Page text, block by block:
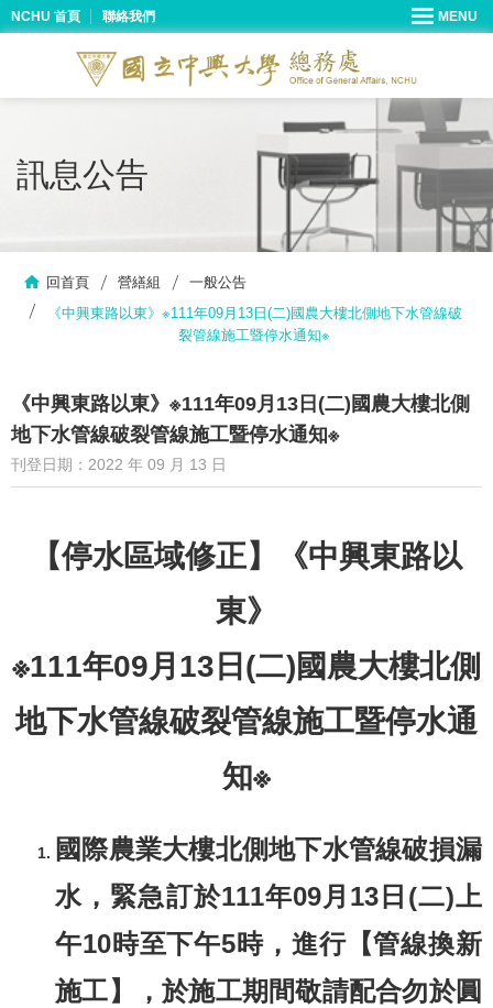
NCHU 首頁 聯絡我們
訊息公告
回首頁 營繕組
一般公告
《中興東路以東》※111年09月13日(二)國農大樓北側地下水管線破
裂管線施工暨停水通知※
《中興東路以東》※111年09月13日(二)國農大樓北側
地下水管線破裂管線施工暨停水通知※
刊登日期：2022 年 09 月 13 日
【停水區域修正】《中興東路以
東》
※111年09月13日(二)國農大樓北側
地下水管線破裂管線施工暨停水通
知※
國際農業大樓北側地下水管線破損漏
水，緊急訂於111年09月13日(二)上
午10時至下午5時，進行【管線換新
施工】，於施工期間敬請配合勿於圓